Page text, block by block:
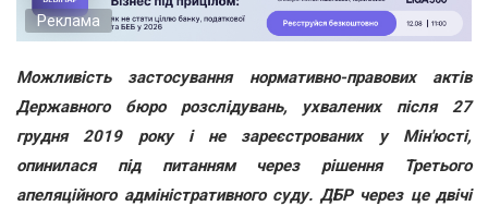
Реклама
Можливість застосування нормативно-правових актів
Державного бюро розслідувань, ухвалених після 27
грудня 2019 року і не зареєстрованих у Мін'юсті,
опинилася під питанням через рішення Третього
апеляційного адміністративного суду. ДБР через це двічі